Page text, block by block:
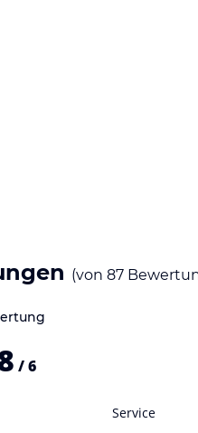
(von 87
/ 6
Service